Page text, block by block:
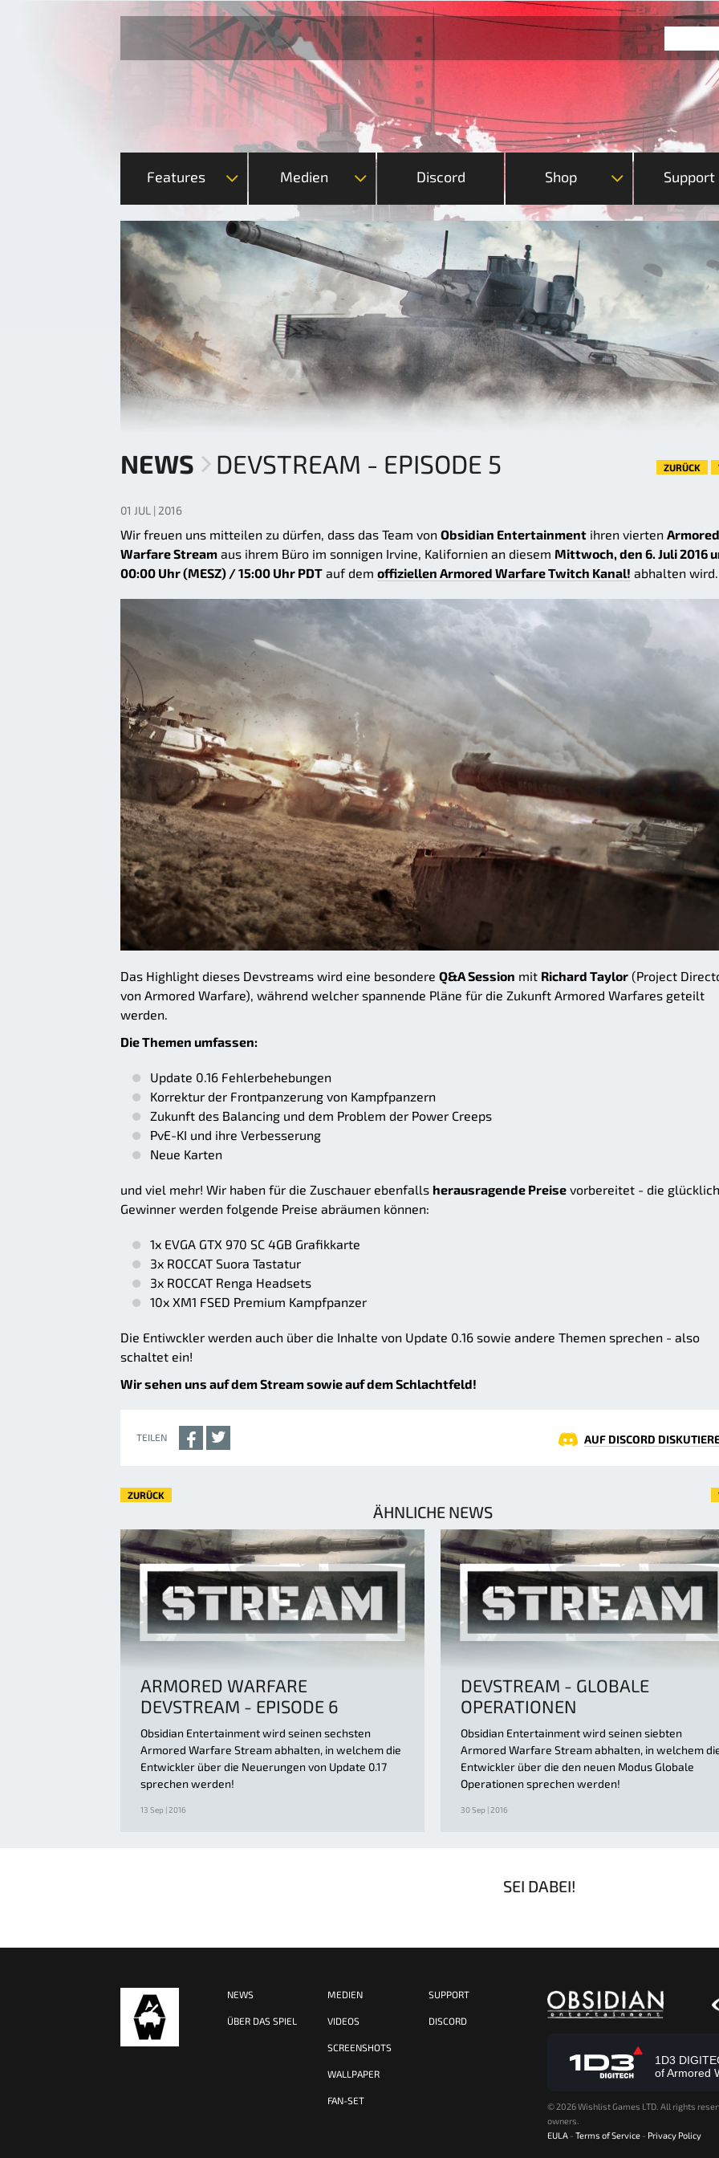
Features Medien Discord Shop Support
NEWS DEVSTREAM - EPISODE 5 ZURÜCK
01 JUL | 2016
Wir freuen uns mitteilen zu dürfen, dass das Team von Obsidian Entertainment ihren vierten Armored
Warfare Stream aus ihrem Büro im sonnigen Irvine, Kalifornien an diesem Mittwoch, den 6. Juli 2016
00:00 Uhr (MESZ) / 15:00 Uhr PDT auf dem offiziellen Armored Warfare Twitch Kanal! abhalten wird.
Das Highlight dieses Devstreams wird eine besondere Q&A Session mit Richard Taylor (Project
von Armored Warfare), während welcher spannende Pläne für die Zukunft Armored Warfares geteilt
werden.
Die Themen umfassen:
Update 0.16 Fehlerbehebungen
Korrektur der Frontpanzerung von Kampfpanzern
Zukunft des Balancing und dem Problem der Power Creeps
PvE-KI und ihre Verbesserung
Neue Karten
und viel mehr! Wir haben für die Zuschauer ebenfalls herausragende Preise vorbereitet - die
Gewinner werden folgende Preise abräumen können:
1x EVGA GTX 970 SC 4GB Grafikkarte
3x ROCCAT Suora Tastatur
3x ROCCAT Renga Headsets
10x XM1 FSED Premium Kampfpanzer
Die Entiwckler werden auch über die Inhalte von Update 0.16 sowie andere Themen sprechen - also
schaltet ein!
Wir sehen uns auf dem Stream sowie auf dem Schlachtfeld!
TEILEN AUF DISCORD
ZURÜCK
ÄHNLICHE NEWS
ARMORED WARFARE
DEVSTREAM - EPISODE 6
Obsidian Entertainment wird seinen sechsten
Armored Warfare Stream abhalten, in welchem die
Entwickler über die Neuerungen von Update 0.17
sprechen werden!
13 Sep | 2016
DEVSTREAM - GLOBALE
OPERATIONEN
Obsidian Entertainment wird seinen siebten
Armored Warfare Stream abhalten, in welchem
Entwickler über die den neuen Modus Globale
Operationen sprechen werden!
30 Sep | 2016
SEI DABEI!
NEWS
ÜBER DAS SPIEL
MEDIEN
VIDEOS
SCREENSHOTS
WALLPAPER
FAN-SET
SUPPORT
DISCORD
1D3
of Armored
© 2026 Wishlist Games LTD. All rights
owners.
EULA - Terms of Service - Privacy Policy